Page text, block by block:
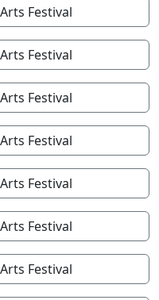
Festival
Festival
Festival
Festival
Festival
Festival
Festival